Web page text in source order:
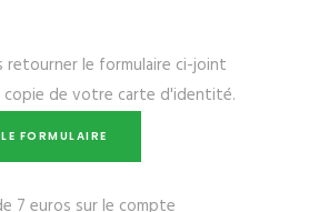
retourner le formulaire ci-joint
copie de votre carte d'identité.
FORMULAIRE
7 euros sur le compte